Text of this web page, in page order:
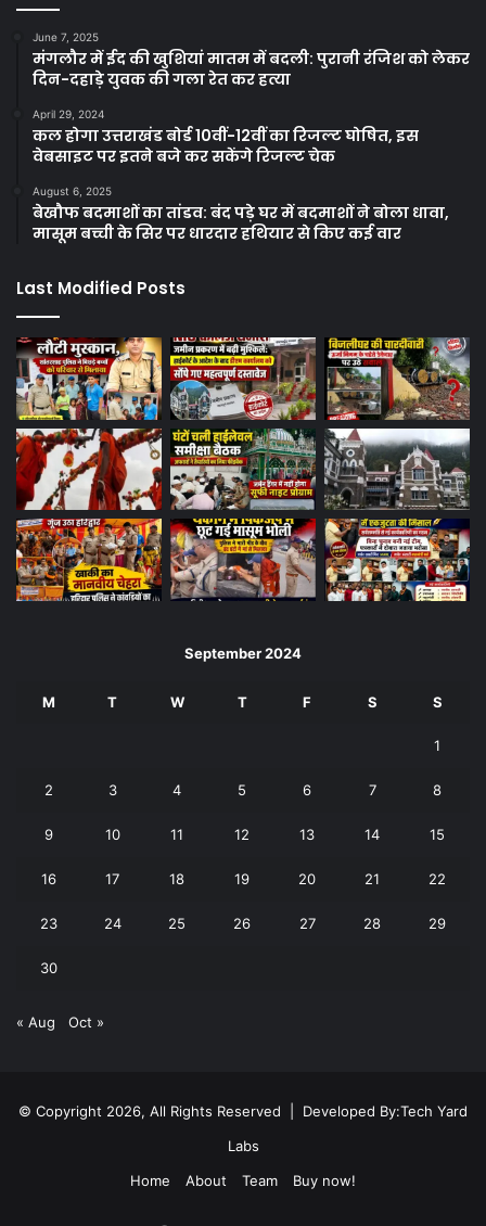
June 7, 2025
मंगलौर में ईद की खुशियां मातम में बदली: पुरानी रंजिश को लेकर
दिन-दहाड़े युवक की गला रेत कर हत्या
April 29, 2024
कल होगा उत्तराखंड बोर्ड 10वीं-12वीं का रिजल्ट घोषित, इस
वेबसाइट पर इतने बजे कर सकेंगे रिजल्ट चेक
August 6, 2025
बेखौफ बदमाशों का तांडव: बंद पड़े घर में बदमाशों ने बोला धावा,
मासूम बच्ची के सिर पर धारदार हथियार से किए कई वार
Last Modified Posts
September 2024
M T W T F S S
1
2 3 4 5 6 7 8
9 10 11 12 13 14 15
16 17 18 19 20 21 22
23 24 25 26 27 28 29
30
« Aug Oct »
© Copyright 2026, All Rights Reserved | Developed By:Tech Yard
Labs
Home
About Team Buy now!